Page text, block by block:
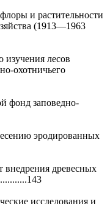
и растительности
(1913—1963
лесов
охотничьего
фонд заповедно-
эродированных
древесных
исследования и